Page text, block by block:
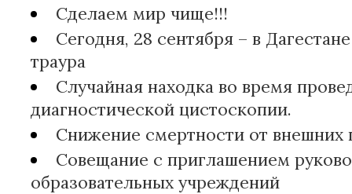
Сделаем мир чище!!!
Сегодня, 28 сентября – в
траура
Случайная находка во время
диагностической цистоскопии.
Снижение смертности от внешних
Совещание с приглашением
образовательных учреждений